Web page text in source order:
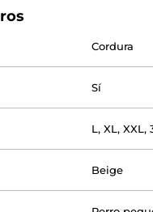
a su perro un sueño
Cordura
Sí
L, XL, XXL,
Beige